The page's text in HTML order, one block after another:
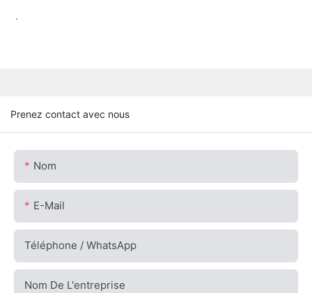
.
Prenez contact avec nous
Nom
E-Mail
Téléphone / WhatsApp
Nom De L'entreprise